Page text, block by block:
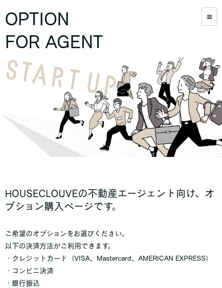
OPTION
FOR AGENT
HOUSECLOUVEの不動産エージェント向け、オ
プション購入ページです。
ご希望のオプションをお選びください。
以下の決済方法がご利用できます。
・クレジットカード（VISA、Mastercard、AMERICAN EXPRESS）
・コンビニ決済
・銀行振込